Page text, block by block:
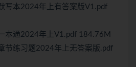
写本2024年上有答案版V1.pdf
本通2024年上V1.pdf 184.76M
节练习题2024年上无答案版.pdf